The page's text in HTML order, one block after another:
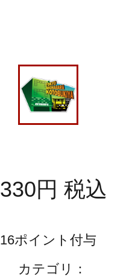
330円 税込
16ポイント付与
カテゴリ：